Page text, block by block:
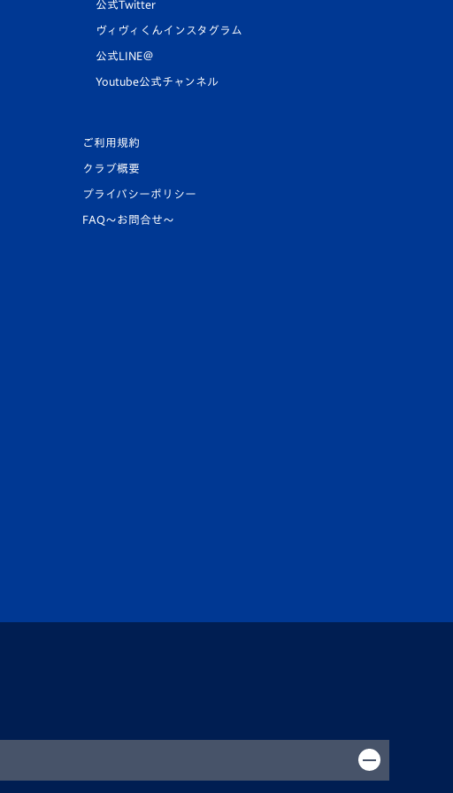
公式Twitter
ヴィヴィくんインスタグラム
公式LINE＠
Youtube公式チャンネル
ご利用規約
クラブ概要
プライバシーポリシー
FAQ〜お問合せ〜